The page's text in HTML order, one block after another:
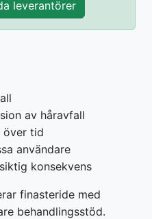
leverantörer
av håravfall
över tid
användare
konsekvens
finasteride med
behandlingsstöd.